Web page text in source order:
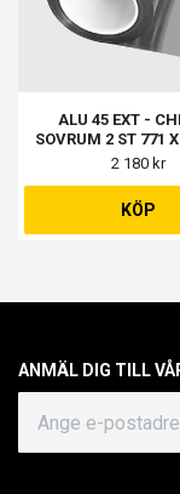
ALU 45 EXT -
SOVRUM 2 ST 771
HALL 1 ST 872 X
2 180 kr
KÖP
ANMÄL DIG TILL